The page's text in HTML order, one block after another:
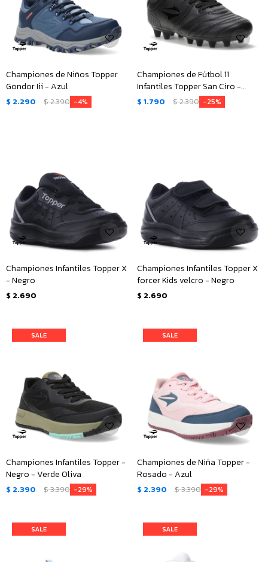
Championes de Niños Topper
Gondor Iii - Azul
$ 2.290 $2.390 4
Championes de Fútbol 11
Infantiles Topper San Ciro -
Negro
$ 1.790 $2.390 25
Championes Infantiles Topper X
- Negro
$ 2.690
Championes Infantiles Topper X
forcer Kids velcro - Negro
$ 2.690
Championes Infantiles Topper -
Negro - Verde Oliva
$ 2.390 $3.390 29
Championes de Niña Topper -
Rosado - Azul
$ 2.390 $3.390 29